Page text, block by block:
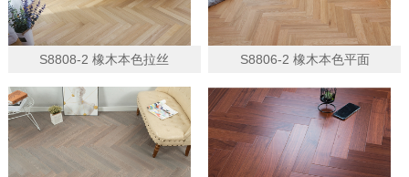
S8808-2 橡木本色拉丝 S8806-2 橡木本色平面